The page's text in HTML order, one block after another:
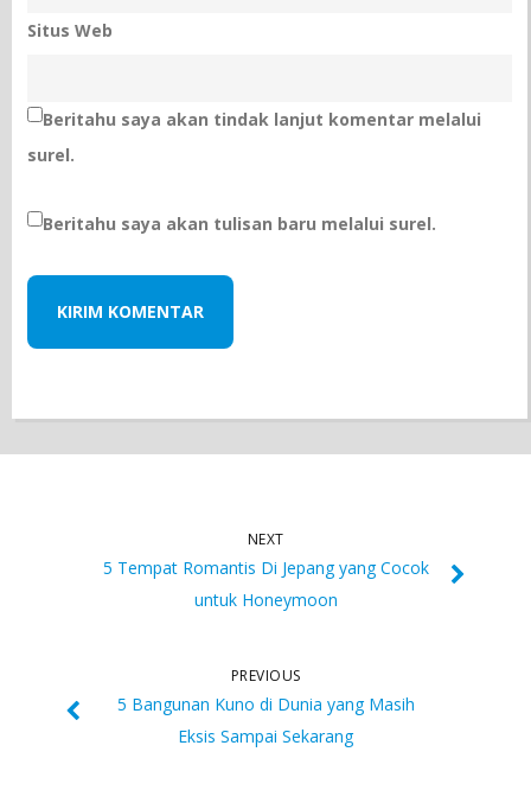
Situs Web
Beritahu saya akan tindak lanjut komentar melalui
surel.
Beritahu saya akan tulisan baru melalui surel.
NEXT
5 Tempat Romantis Di Jepang yang Cocok
untuk Honeymoon
PREVIOUS
5 Bangunan Kuno di Dunia yang Masih
Eksis Sampai Sekarang